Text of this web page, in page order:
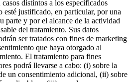
distintos a los especificados
esté justificado, en particular, por una
parte y por el alcance de la actividad
del tratamiento. Sus datos
ser tratados con fines de marketing
que haya otorgado al
El tratamiento para fines
podrá llevarse a cabo: (i) sobre la
un consentimiento adicional, (ii) sobre